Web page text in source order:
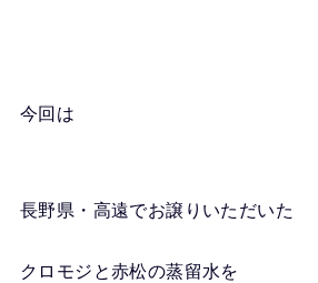
今回は
長野県・高遠でお譲りいただいた
クロモジと赤松の蒸留水を